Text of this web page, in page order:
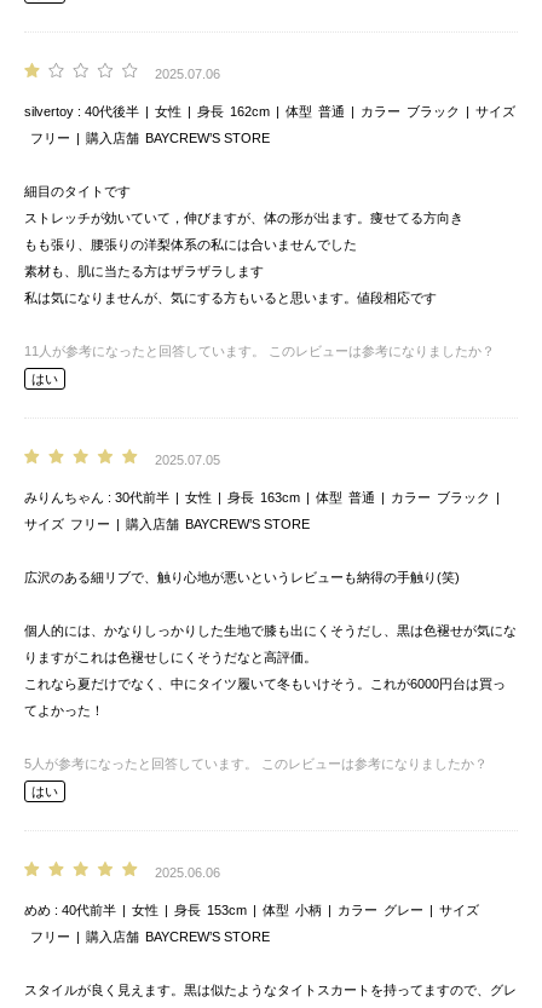
2025.07.06
silvertoy 40代後半 女性 身長 162cm 体型 普通 カラー ブラック
サイズ
フリー
購入店舗 BAYCREW’S STORE
細目のタイトです
ストレッチが効いていて，伸びますが、体の形が出ます。痩せてる方向き
もも張り、腰張りの洋梨体系の私には合いませんでした
素材も、肌に当たる方はザラザラします
私は気になりませんが、気にする方もいると思います。値段相応です
11 人が参考になったと回答しています。
このレビューは参考になりましたか？
はい
2025.07.05
みりんちゃん 30代前半 女性 身長 163cm 体型 普通 カラー ブラック
サイズ フリー 購入店舗 BAYCREW’S STORE
広沢のある細リブで、触り心地が悪いというレビューも納得の手触り(笑)
個人的には、かなりしっかりした生地で膝も出にくそうだし、黒は色褪せが気にな
りますがこれは色褪せしにくそうだなと高評価。
これなら夏だけでなく、中にタイツ履いて冬もいけそう。これが6000円台は買っ
てよかった！
5 人が参考になったと回答しています。
このレビューは参考になりましたか？
はい
2025.06.06
めめ 40代前半 女性 身長 153cm 体型 小柄 カラー グレー
サイズ
フリー
購入店舗 BAYCREW’S STORE
スタイルが良く見えます。黒は似たようなタイトスカートを持ってますので、グレ